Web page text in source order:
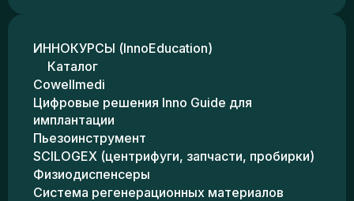
ИННОКУРСЫ (InnoEducation)
Каталог
Cowellmedi
Цифровые решения Inno Guide для
имплантации
Пьезоинструмент
SCILOGEX (центрифуги, запчасти, пробирки)
Физиодиспенсеры
Система регенерационных материалов